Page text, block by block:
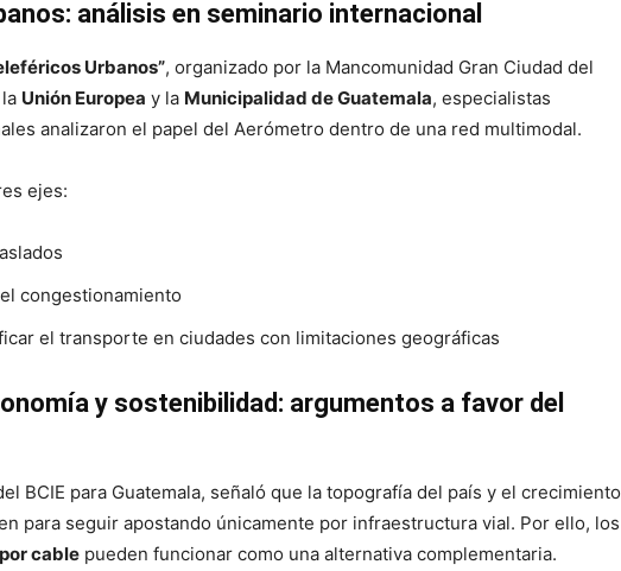
análisis en seminario internacional
Urbanos”, organizado por la Mancomunidad Gran Ciudad del
Unión Europea y la Municipalidad de Guatemala, especialistas
analizaron el papel del Aerómetro dentro de una red multimodal.
ejes:
congestionamiento
el transporte en ciudades con limitaciones geográficas
y sostenibilidad: argumentos a favor del
BCIE para Guatemala, señaló que la topografía del país y el crecimiento
para seguir apostando únicamente por infraestructura vial. Por ello, los
cable pueden funcionar como una alternativa complementaria.